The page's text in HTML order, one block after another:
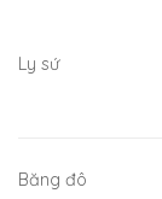
Ly sứ
Băng đô